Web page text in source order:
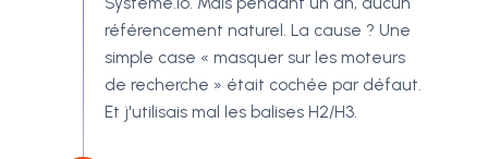
référencement naturel. La cause ? Une
simple case « masquer sur les moteurs
de recherche » était cochée par défaut.
Et j'utilisais mal les balises H2/H3.